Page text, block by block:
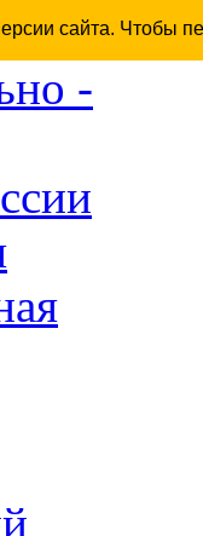
сайта. Чтобы
-